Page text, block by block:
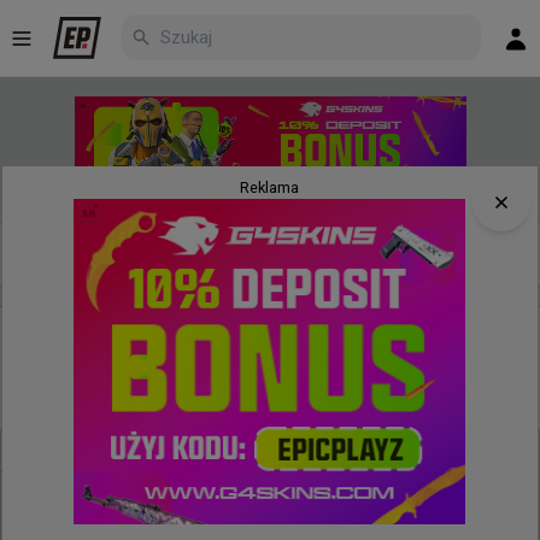
Nowe Najpopularniejsze Poczekalnia
TombStone 5 godzin temu
TaZ zadowolony z rywali w walce o EWC. "Zwyciężą
zespoły o najsilniejszej psychice"
Cieszy mnie wylosowana drabinka na EWC.
Nie ma ani jednego "prostego" rywala, będziemy musieli
Reklama